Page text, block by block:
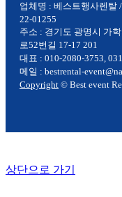
업체명 : 베스트행사렌탈
22-01255
주소 : 경기도 광명시 가
로52번길 17-17 201
대표 : 010-2080-3753,
메일 : bestrental-
Copyright© Best event
상단으로 가기